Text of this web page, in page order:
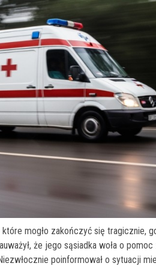
mogło zakończyć się tragicznie,
że jego sąsiadka woła o
poinformował o sytuacji